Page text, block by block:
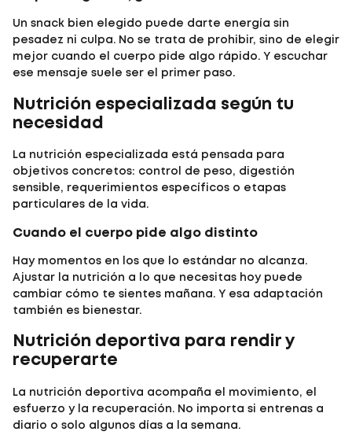
Un snack bien elegido puede darte energía sin
pesadez ni culpa. No se trata de prohibir, sino de elegir
mejor cuando el cuerpo pide algo rápido. Y escuchar
ese mensaje suele ser el primer paso.
Nutrición especializada según tu
necesidad
La nutrición especializada está pensada para
objetivos concretos: control de peso, digestión
sensible, requerimientos específicos o etapas
particulares de la vida.
Cuando el cuerpo pide algo distinto
Hay momentos en los que lo estándar no alcanza.
Ajustar la nutrición a lo que necesitas hoy puede
cambiar cómo te sientes mañana. Y esa adaptación
también es bienestar.
Nutrición deportiva para rendir y
recuperarte
La nutrición deportiva acompaña el movimiento, el
esfuerzo y la recuperación. No importa si entrenas a
diario o solo algunos días a la semana.